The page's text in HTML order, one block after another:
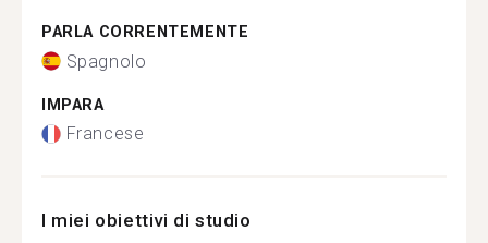
PARLA CORRENTEMENTE
Spagnolo
IMPARA
Francese
I miei obiettivi di studio